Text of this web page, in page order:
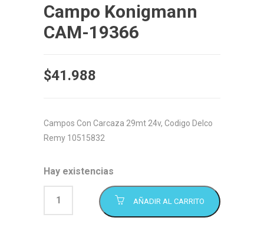
Campo Konigmann
CAM-19366
$41.988
Campos Con Carcaza 29mt 24v, Codigo Delco
Remy 10515832
Hay existencias
AÑADIR AL CARRITO